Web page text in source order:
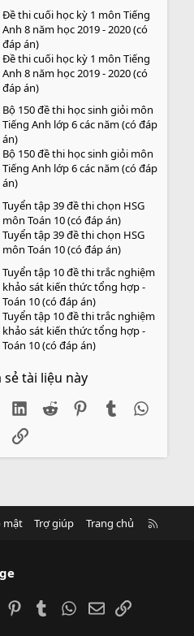
tài liệu
Đề thi cuối học kỳ 1 môn Tiếng
Anh 8 năm học 2019 - 2020 (có
đáp án)
Đề thi cuối học kỳ 1 môn Tiếng
Anh 8 năm học 2019 - 2020 (có
đáp án)
tài liệu
Bộ 150 đề thi học sinh giỏi môn
Tiếng Anh lớp 6 các năm (có đáp
án)
Bộ 150 đề thi học sinh giỏi môn
Tiếng Anh lớp 6 các năm (có đáp
án)
tài liệu
Tuyển tập 39 đề thi chọn HSG
môn Toán 10 (có đáp án)
Tuyển tập 39 đề thi chọn HSG
môn Toán 10 (có đáp án)
tài liệu
Tuyển tập 10 đề thi trắc nghiệm
khảo sát kiến thức tổng hợp -
Toán 10 (có đáp án)
Tuyển tập 10 đề thi trắc nghiệm
khảo sát kiến thức tổng hợp -
Toán 10 (có đáp án)
sẻ tài liệu này
LinkedIn
Reddit PinterestTumblr
Link
mật Trợ giúp Trang chủ
PinterestTumblrWhatsApp
EmailLink